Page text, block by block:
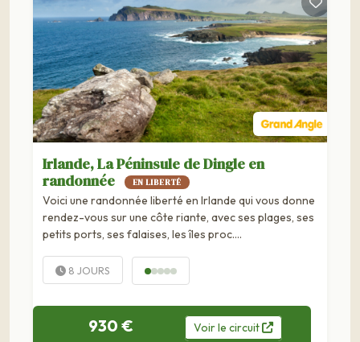
Irlande, La Péninsule de Dingle en
randonnée
EN LIBERTÉ
Voici une randonnée liberté en Irlande qui vous donne
rendez-vous sur une côte riante, avec ses plages, ses
petits ports, ses falaises, les îles proc….
8 JOURS
930 € Voirle circuit